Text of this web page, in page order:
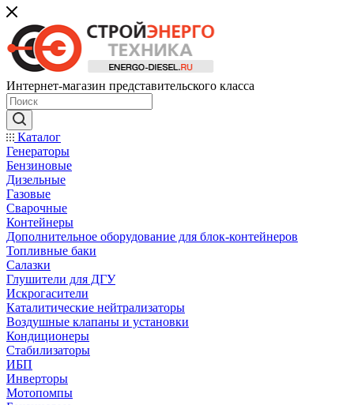
Интернет-магазин представительского класса
Каталог
Генераторы
Бензиновые
Дизельные
Газовые
Сварочные
Контейнеры
Дополнительное оборудование для блок-контейнеров
Топливные баки
Салазки
Глушители для ДГУ
Искрогасители
Каталитические нейтрализаторы
Воздушные клапаны и установки
Кондиционеры
Стабилизаторы
ИБП
Инверторы
Мотопомпы